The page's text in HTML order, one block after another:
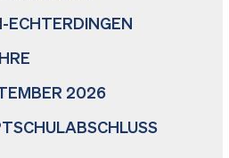
ECHTERDINGEN
2026